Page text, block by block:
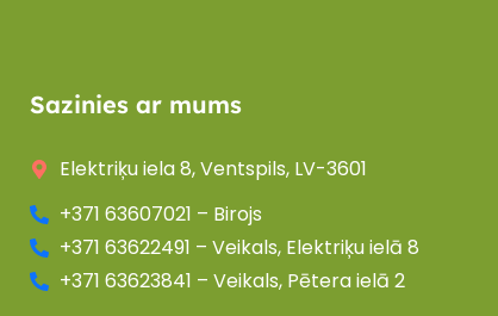
Sazinies ar mums
Elektriķu iela 8, Ventspils, LV-3601
+371 63607021 – Birojs
+371 63622491 – Veikals, Elektriķu ielā 8
+371 63623841 – Veikals, Pētera ielā 2